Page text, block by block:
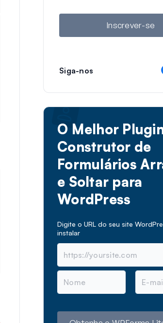
i
Inscrever-se
Siga-nos
O Melhor
Construtor de
Formulários
e Soltar para
WordPress
Digite o URL do seu site
instalar
N
m
E
m